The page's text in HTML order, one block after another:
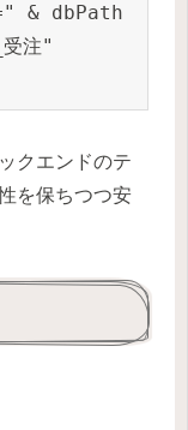
& dbPath
注"
クエンドのテ
を保ちつつ安